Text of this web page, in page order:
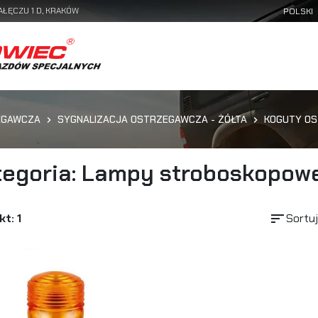
1 D, KRAKÓW
SYGNALIZACJA OSTRZEGAWCZA - ŻÓŁTA KOGUTY
Lampy
1 sort